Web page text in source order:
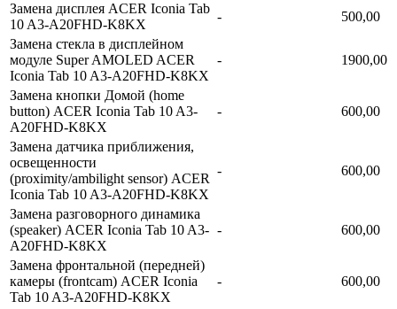
Замена дисплея ACER Iconia Tab
10 A3-A20FHD-K8KX
-
500,00
Замена стекла в дисплейном
модуле Super AMOLED ACER
Iconia Tab 10 A3-A20FHD-K8KX
- 1900,00
Замена кнопки Домой (home
button) ACER Iconia Tab 10 A3-
A20FHD-K8KX
- 600,00
Замена датчика приближения,
освещенности
(proximity/ambilight sensor) ACER
Iconia Tab 10 A3-A20FHD-K8KX
- 600,00
Замена разговорного динамика
(speaker) ACER Iconia Tab 10 A3-
A20FHD-K8KX
- 600,00
Замена фронтальной (передней)
камеры (frontcam) ACER Iconia
Tab 10 A3-A20FHD-K8KX
- 600,00